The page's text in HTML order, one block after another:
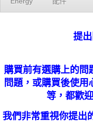
提
購買前有選購上的問
問題，或購買後使
等，都歡
我們非常重視你提出